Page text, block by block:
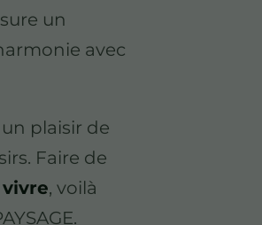
un
avec
plaisir de
Faire de
, voilà